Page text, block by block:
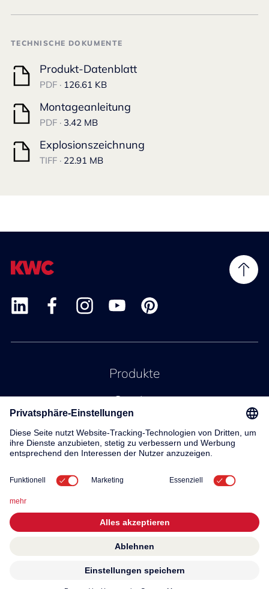
TECHNISCHE DOKUMENTE
Produkt-Datenblatt
PDF · 126.61 KB
Montageanleitung
PDF · 3.42 MB
Explosionszeichnung
TIFF · 22.91 MB
Produkte
Service
Kontakt
Über uns
Allgemeine Geschäftsbedingungen
Impressum
Privacy